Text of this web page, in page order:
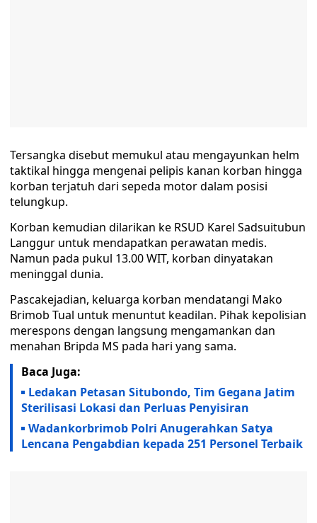
Tersangka disebut memukul atau mengayunkan helm
taktikal hingga mengenai pelipis kanan korban hingga
korban terjatuh dari sepeda motor dalam posisi
telungkup.
Korban kemudian dilarikan ke RSUD Karel Sadsuitubun
Langgur untuk mendapatkan perawatan medis.
Namun pada pukul 13.00 WIT, korban dinyatakan
meninggal dunia.
Pascakejadian, keluarga korban mendatangi Mako
Brimob Tual untuk menuntut keadilan. Pihak kepolisian
merespons dengan langsung mengamankan dan
menahan Bripda MS pada hari yang sama.
Baca Juga:
Ledakan Petasan Situbondo, Tim Gegana Jatim
Sterilisasi Lokasi dan Perluas Penyisiran
Wadankorbrimob Polri Anugerahkan Satya
Lencana Pengabdian kepada 251 Personel Terbaik